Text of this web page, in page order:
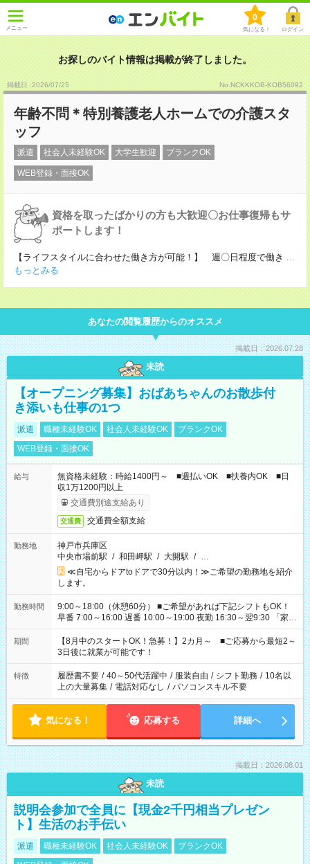
メニュー
0
気になる！ ログイン
お探しのバイト情報は掲載が終了しました。
掲載日 :2026/07/25 No.NCKKKOB-KOB56092
年齢不問＊特別養護老人ホームでの介護スタ
ッフ
派遣 社会人未経験OK 大学生歓迎 ブランクOK
WEB登録・面接OK
資格を取ったばかりの方も大歓迎〇お仕事復帰もサ
ポートします！
【ライフスタイルに合わせた働き方が可能！】 週〇日程度で働き ...
もっとみる
あなたの閲覧履歴からのオススメ
掲載日：2026.07.28
未読
【オープニング募集】おばあちゃんのお散歩付
き添いも仕事の1つ
派遣 職種未経験OK 社会人未経験OK
ブランクOK
WEB登録・面接OK
給与
無資格未経験：時給1400円～ ■週払いOK ■扶養内OK ■日
収1万1200円以上
交通費別途支給あり
交通費 交通費全額支給
勤務地
神戸市兵庫区
中央市場前駅 / 和田岬駅 / 大開駅 / …
≪自宅からドアtoドアで30分以内！≫ご希望の勤務地を紹介
します。
勤務時間
9:00～18:00（休憩60分） ■ご希望があれば下記シフトもOK！
早番 7:00～16:00 遅番 10:00～19:00 夜勤 16:30～翌9:30 「家族
と休みを合わせたい」 「余裕を持って夕飯の準備がしたい」
「できれば残業はしたくない」 など、ご希望を教えてください
ね。 ※Wワーク希望の方へ 今ご覧のお仕事で希望する勤務時間
と、もう1つのお仕事の勤務時間。 合計で週40時間を超える場
合は応募できません。
期間
【8月中のスタートOK！急募！】2カ月～ ■ご応募から最短2～
3日後に就業が可能です！
特徴 履歴書不要 / 40～50代活躍中 / 服装自由 / シフト勤務 / 10名以
上の大量募集 / 電話対応なし / パソコンスキル不要
気になる！ 応募する 詳細へ
掲載日：2026.08.01
未読
説明会参加で全員に【現金2千円相当プレゼン
ト】生活のお手伝い
派遣 職種未経験OK 社会人未経験OK
ブランクOK